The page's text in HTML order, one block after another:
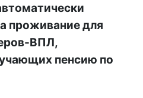
проживание для
ВПЛ,
пенсию по